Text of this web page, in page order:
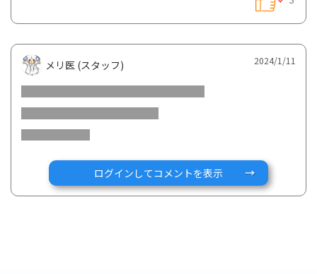
プレゼントは、ケアリスとメリ医のZoom壁紙になります。
メリ医 (スタッフ) 2024/1/11
ログインしてコメントを表示